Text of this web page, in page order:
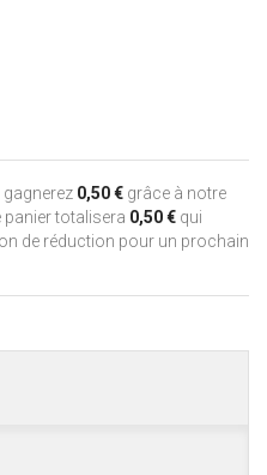
0,50 € grâce à notre
panier totalisera 0,50 € qui
de réduction pour un prochain